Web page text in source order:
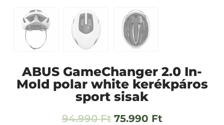
ABUS GameChanger 2.0 In-
Mold polar white kerékpáros
sport sisak
94.990Ft 75.990 Ft